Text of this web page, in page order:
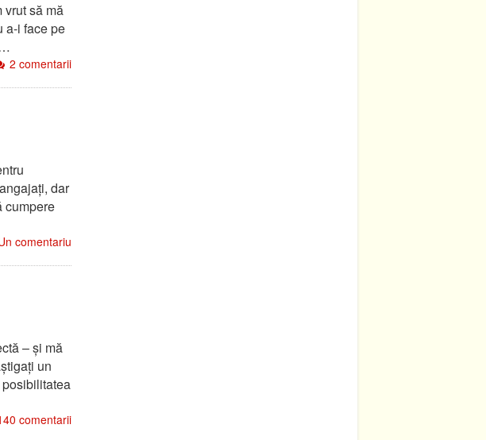
vrut să mă
a-i face pe
2 comentarii
dar
cumpere
comentariu
– și mă
un
comentarii